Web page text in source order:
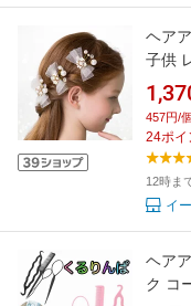
ヘア
子供
ヘア
ト 誕
ル ビ
セッ
457円/
24ポイ
12時ま
イ
ヘア
ク コ